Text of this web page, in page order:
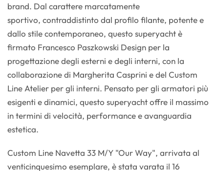
brand. Dal carattere marcatamente
sportivo, contraddistinto dal profilo filante, potente e
dallo stile contemporaneo, questo superyacht è
firmato Francesco Paszkowski Design per la
progettazione degli esterni e degli interni, con la
collaborazione di Margherita Casprini e del Custom
Line Atelier per gli interni. Pensato per gli armatori più
esigenti e dinamici, questo superyacht offre il massimo
in termini di velocità, performance e avanguardia
estetica.
Custom Line Navetta 33 M/Y "Our Way", arrivata al
venticinquesimo esemplare, è stata varata il 16